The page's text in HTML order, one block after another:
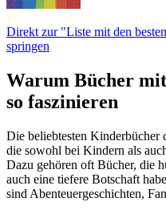
Direkt zur "Liste mit den
springen
Warum Bücher
so faszinieren
Die beliebtesten Kinderbücher
die sowohl bei Kindern als
Dazu gehören oft Bücher, die
auch eine tiefere Botschaft
sind Abenteuergeschichten,